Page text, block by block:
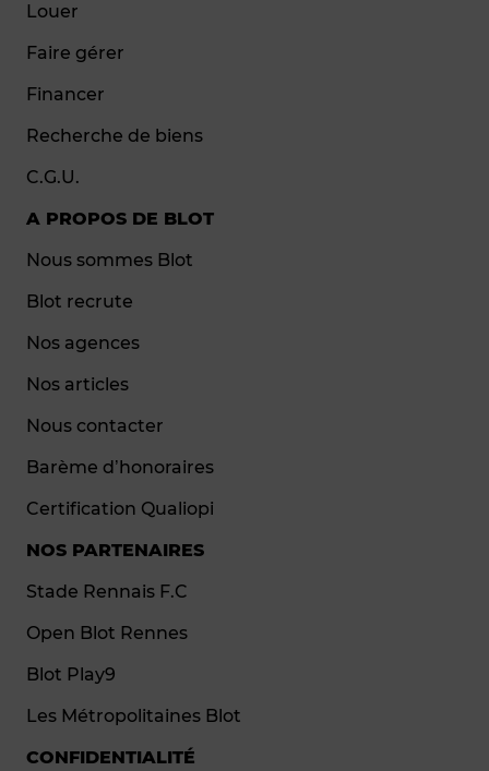
Louer
Faire gérer
Financer
Recherche de biens
C.G.U.
A PROPOS DE BLOT
Nous sommes Blot
Blot recrute
Nos agences
Nos articles
Nous contacter
Barème d’honoraires
Certification Qualiopi
NOS PARTENAIRES
Stade Rennais F.C
Open Blot Rennes
Blot Play9
Les Métropolitaines Blot
CONFIDENTIALITÉ